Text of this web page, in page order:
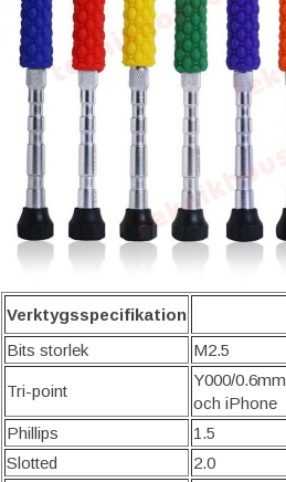
Verktygsspecifikation
Bits storlek
M2.5
Tri-point
Y000/
och iPhone
Phillips
1.5
Slotted
2.0